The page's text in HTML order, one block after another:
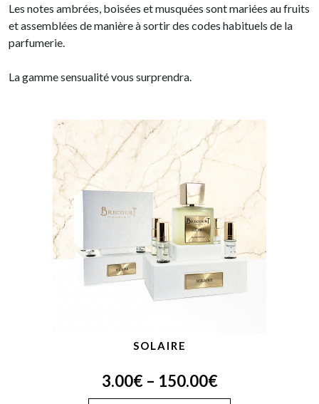
Les notes ambrées, boisées et musquées sont mariées au fruits
et assemblées de manière à sortir des codes habituels de la
parfumerie.
La gamme sensualité vous surprendra.
SOLAIRE
3.00€– 150.00€